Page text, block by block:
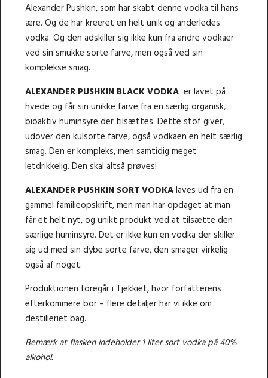
Alexander Pushkin, som har skabt denne vodka til hans
ære. Og de har kreeret en helt unik og anderledes
vodka. Og den adskiller sig ikke kun fra andre vodkaer
ved sin smukke sorte farve, men også ved sin
komplekse smag.
ALEXANDER PUSHKIN BLACK VODKA er lavet på
hvede og får sin unikke farve fra en særlig organisk,
bioaktiv huminsyre der tilsættes. Dette stof giver,
udover den kulsorte farve, også vodkaen en helt særlig
smag. Den er kompleks, men samtidig meget
letdrikkelig. Den skal altså prøves!
ALEXANDER PUSHKIN SORT VODKAlaves ud fra en
gammel familieopskrift, men man har opdaget at man
får et helt nyt, og unikt produkt ved at tilsætte den
særlige huminsyre. Det er ikke kun en vodka der skiller
sig ud med sin dybe sorte farve, den smager virkelig
også af noget.
Produktionen foregår i Tjekkiet, hvor forfatterens
efterkommere bor – flere detaljer har vi ikke om
destilleriet bag.
Bemærk at flasken indeholder 1 liter sort vodka på 40%
alkohol.